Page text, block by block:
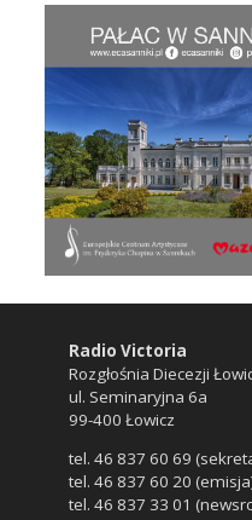
Radio Victoria
Rozgłośnia Diecezji
ul. Seminaryjna 6a
99-400 Łowicz
tel. 46 837 60 69
tel. 46 837 60 20
tel. 46 837 33 01